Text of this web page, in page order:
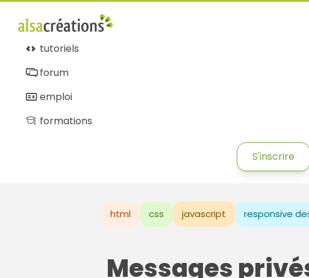
tutoriels
forum
emploi
formations
S'inscrire
html css javascript responsive
Messages